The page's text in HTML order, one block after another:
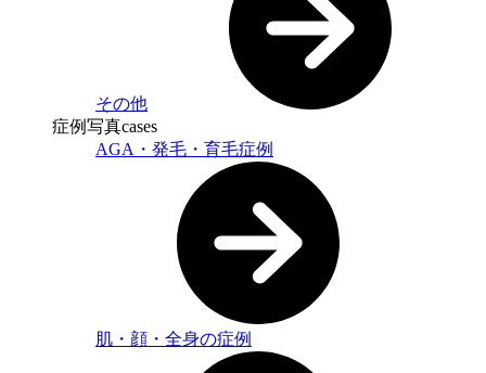
その他
症例写真cases
AGA・発毛・育毛症例
肌・顔・全身の症例